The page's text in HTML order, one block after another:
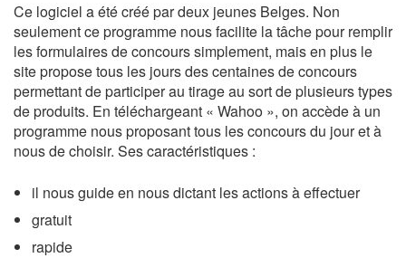
Ce logiciel a été créé par deux jeunes Belges. Non
seulement ce programme nous facilite la tâche pour remplir
les formulaires de concours simplement, mais en plus le
site propose tous les jours des centaines de concours
permettant de participer au tirage au sort de plusieurs types
de produits. En téléchargeant « Wahoo », on accède à un
programme nous proposant tous les concours du jour et à
nous de choisir. Ses caractéristiques :
il nous guide en nous dictant les actions à effectuer
gratuit
rapide